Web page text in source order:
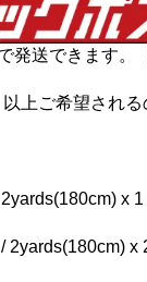
発送できます。
上ご希望され
x
2yards(180cm) x